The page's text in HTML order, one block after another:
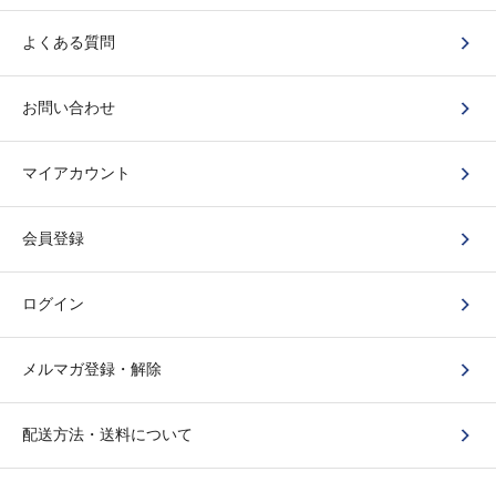
よくある質問
お問い合わせ
マイアカウント
会員登録
ログイン
メルマガ登録・解除
配送方法・送料について